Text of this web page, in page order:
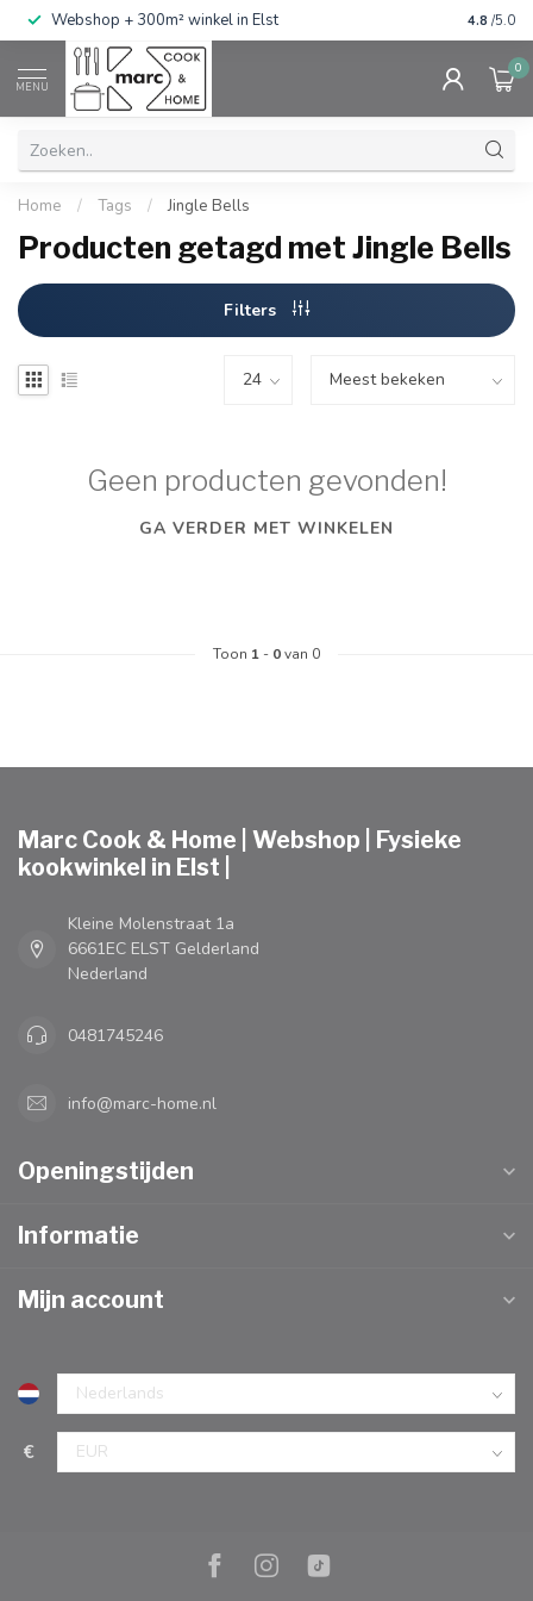
Webshop + 300m² winkel in Elst Gratis
4.8 /5.0
MENU
0
Home / Tags / Jingle Bells
Producten getagd met Jingle Bells
Filters
Geen producten gevonden!
GA VERDER MET WINKELEN
Toon 1 - 0van 0
Marc Cook & Home | Webshop | Fysieke
kookwinkel in Elst |
Kleine Molenstraat 1a
6661EC ELST Gelderland
Nederland
0481745246
info@marc-home.nl
Openingstijden
Informatie
Mijn account
€